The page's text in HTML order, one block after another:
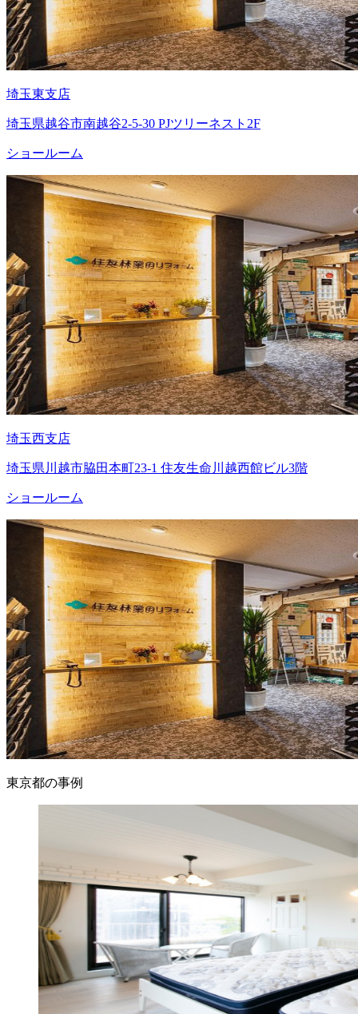
埼玉東支店
埼玉県越谷市南越谷2-5-30 PJツリーネスト2F
ショールーム
埼玉西支店
埼玉県川越市脇田本町23-1 住友生命川越西館ビル3階
ショールーム
東京都の事例